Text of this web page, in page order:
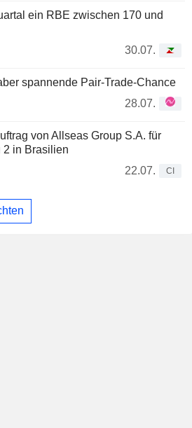
ein RBE zwischen 170 und
30.07.
spannende Pair-Trade-Chance
28.07.
von Allseas Group S.A. für
2 in Brasilien
22.07.
CI